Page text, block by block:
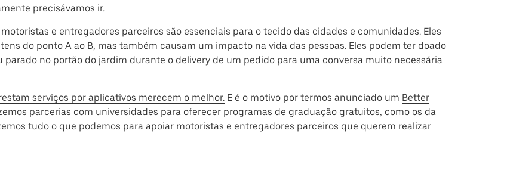
precisávamos ir.
e entregadores parceiros são essenciais para o tecido das cidades e comunidades. Eles
do ponto A ao B, mas também causam um impacto na vida das pessoas. Eles podem ter doado
no portão do jardim durante o delivery de um pedido para uma conversa muito necessária
serviços por aplicativos merecem o melhor. E é o motivo por termos anunciado um Better
parcerias com universidades para oferecer programas de graduação gratuitos, como os da
tudo o que podemos para apoiar motoristas e entregadores parceiros que querem realizar